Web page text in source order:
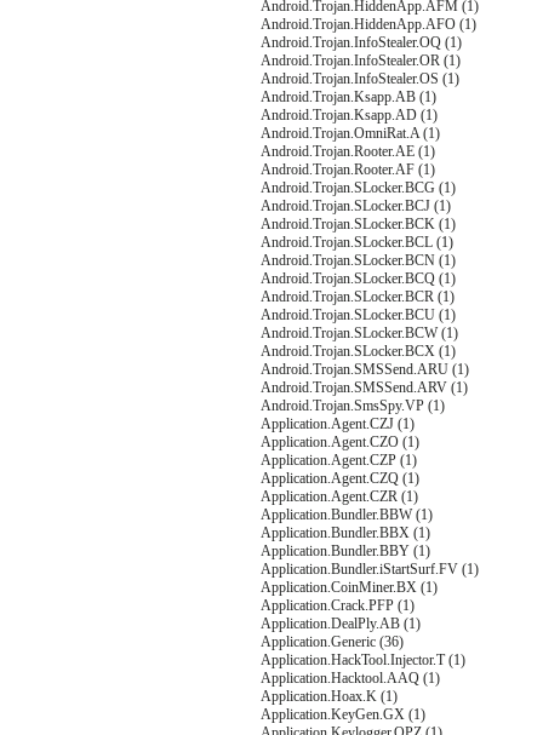
Android.Trojan.HiddenApp.AFM (1)
Android.Trojan.HiddenApp.AFO (1)
Android.Trojan.InfoStealer.OQ (1)
Android.Trojan.InfoStealer.OR (1)
Android.Trojan.InfoStealer.OS (1)
Android.Trojan.Ksapp.AB (1)
Android.Trojan.Ksapp.AD (1)
Android.Trojan.OmniRat.A (1)
Android.Trojan.Rooter.AE (1)
Android.Trojan.Rooter.AF (1)
Android.Trojan.SLocker.BCG (1)
Android.Trojan.SLocker.BCJ (1)
Android.Trojan.SLocker.BCK (1)
Android.Trojan.SLocker.BCL (1)
Android.Trojan.SLocker.BCN (1)
Android.Trojan.SLocker.BCQ (1)
Android.Trojan.SLocker.BCR (1)
Android.Trojan.SLocker.BCU (1)
Android.Trojan.SLocker.BCW (1)
Android.Trojan.SLocker.BCX (1)
Android.Trojan.SMSSend.ARU (1)
Android.Trojan.SMSSend.ARV (1)
Android.Trojan.SmsSpy.VP (1)
Application.Agent.CZJ (1)
Application.Agent.CZO (1)
Application.Agent.CZP (1)
Application.Agent.CZQ (1)
Application.Agent.CZR (1)
Application.Bundler.BBW (1)
Application.Bundler.BBX (1)
Application.Bundler.BBY (1)
Application.Bundler.iStartSurf.FV (1)
Application.CoinMiner.BX (1)
Application.Crack.PFP (1)
Application.DealPly.AB (1)
Application.Generic (36)
Application.HackTool.Injector.T (1)
Application.Hacktool.AAQ (1)
Application.Hoax.K (1)
Application.KeyGen.GX (1)